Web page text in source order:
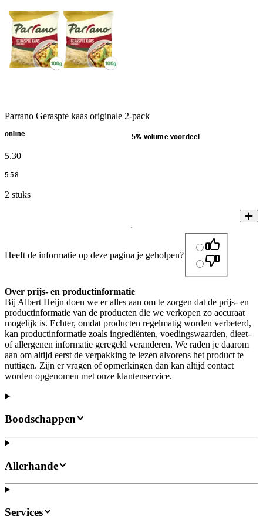
Parrano Geraspte kaas originale 2-pack
online 5% volume voordeel
5.30
5.58
2 stuks
Heeft de informatie op deze pagina je geholpen?
Over prijs- en productinformatie
Bij Albert Heijn doen we er alles aan om te zorgen dat de prijs- en
productinformatie van de producten die we verkopen zo accuraat
mogelijk is. Echter, omdat producten regelmatig worden verbeterd,
kan productinformatie zoals ingrediënten, voedingswaarden, dieet-
of allergenen informatie geregeld veranderen. We raden je daarom
aan om altijd eerst de verpakking te lezen alvorens het product te
nuttigen. Zijn er vragen of opmerkingen dan kan altijd contact
worden opgenomen met onze klantenservice.
Boodschappen
Allerhande
Services